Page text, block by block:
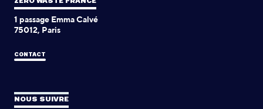
1 passage Emma Calvé
75012, Paris
CONTACT
NOUS SUIVRE